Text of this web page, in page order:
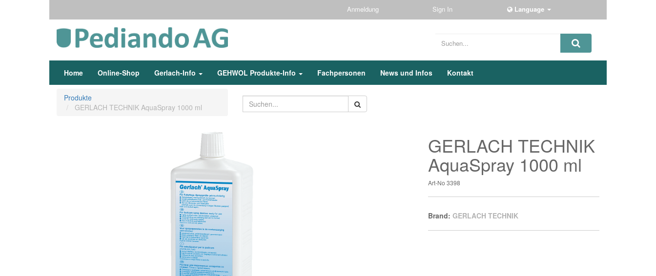
Anmeldung Sign In Language
Home Online-Shop Gerlach-Info GEHWOL Produkte-Info Fachpersonen News und Infos Kontakt
Produkte
GERLACH TECHNIK AquaSpray 1000 ml
GERLACH TECHNIK
AquaSpray 1000 ml
Art-No3398
Brand:GERLACH TECHNIK